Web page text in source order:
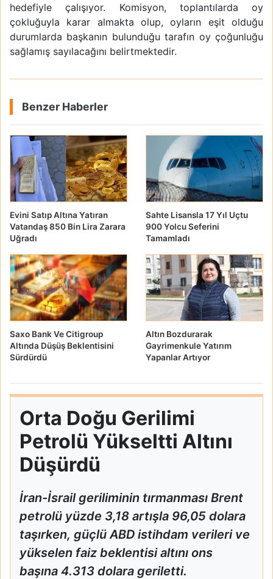
hedefiyle çalışıyor. Komisyon, toplantılarda oy
çokluğuyla karar almakta olup, oyların eşit olduğu
durumlarda başkanın bulunduğu tarafın oy çoğunluğu
sağlamış sayılacağını belirtmektedir.
Benzer Haberler
Evini Satıp Altına Yatıran
Vatandaş 850 Bin Lira Zarara
Uğradı
Sahte Lisansla 17 Yıl Uçtu
900 Yolcu Seferini
Tamamladı
Saxo Bank Ve Citigroup
Altında Düşüş Beklentisini
Sürdürdü
Altın Bozdurarak
Gayrimenkule Yatırım
Yapanlar Artıyor
Orta Doğu Gerilimi
Petrolü Yükseltti Altını
Düşürdü
İran-İsrail geriliminin tırmanması Brent
petrolü yüzde 3,18 artışla 96,05 dolara
taşırken, güçlü ABD istihdam verileri ve
yükselen faiz beklentisi altını ons
başına 4.313 dolara geriletti.